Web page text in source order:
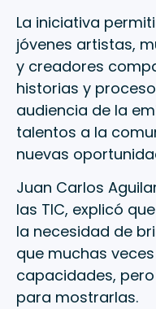
La iniciativa
jóvenes artistas,
y creadores
historias y
audiencia de la
talentos a la
nuevas
Juan Carlos
las TIC, explicó
la necesidad de
que muchas
capacidades,
para mostrarlas.